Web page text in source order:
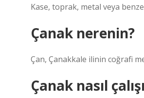
Kase, toprak, metal veya
Çanak nerenin?
Çan, Çanakkale ilinin coğrafi
Çanak nasıl